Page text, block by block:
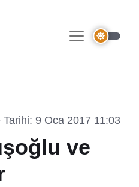
Tarihi: 9 Oca 2017 11:03
ve